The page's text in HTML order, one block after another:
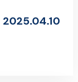
2025.04.10